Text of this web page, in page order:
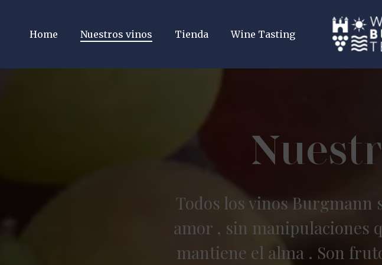
Home Nuestros vinos Tienda Wine Tasting
Todos los vinos Burgmann
amor , sin manipulaciones
mantiene el alma . Son